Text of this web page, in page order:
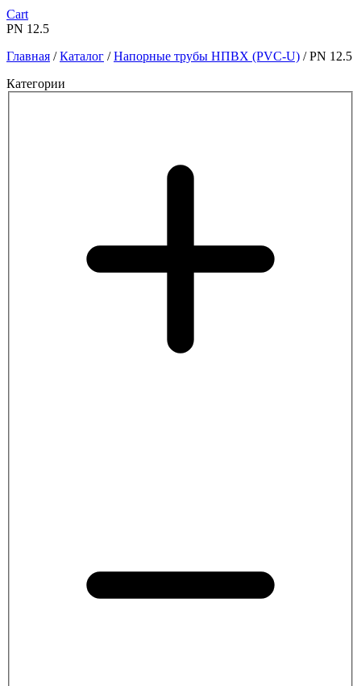
Cart
PN 12.5
Главная /Каталог /Напорные трубы НПВХ (PVC-U) /PN 12.5
Категории